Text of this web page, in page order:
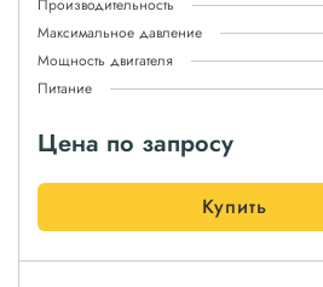
Производительность
Максимальное давление
Мощность двигателя
Питание
Цена по запросу
Купить